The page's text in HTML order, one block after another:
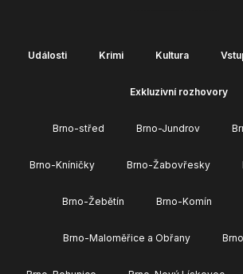
Události Krimi Kultura
Exkluzivní rozhovory
Brno-střed Brno-Jundrov
Brno-Kníničky Brno-Žabovřesky
Brno-Žebětín Brno-Komín
Brno-Maloměřice a Obřany